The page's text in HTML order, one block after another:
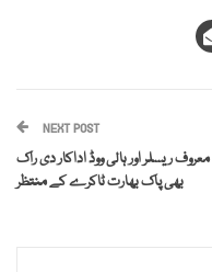
NEXT POST
معروف ریسلر اور ہالی ووڈ اداکار دی راک
بھی پاک بھارت ٹاکرے کے منتظر